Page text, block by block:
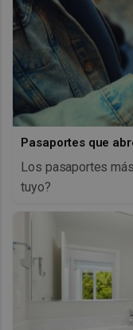
Pasaportes que
Los pasaportes
tuyo?